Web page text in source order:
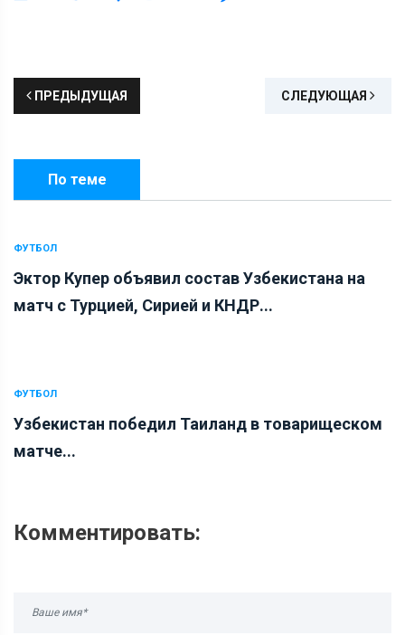
ПРЕДЫДУЩАЯ СЛЕДУЮЩАЯ
По теме
ФУТБОЛ
Эктор Купер объявил состав Узбекистана на
матч с Турцией, Сирией и КНДР...
ФУТБОЛ
Узбекистан победил Таиланд в товарищеском
матче...
Комментировать: